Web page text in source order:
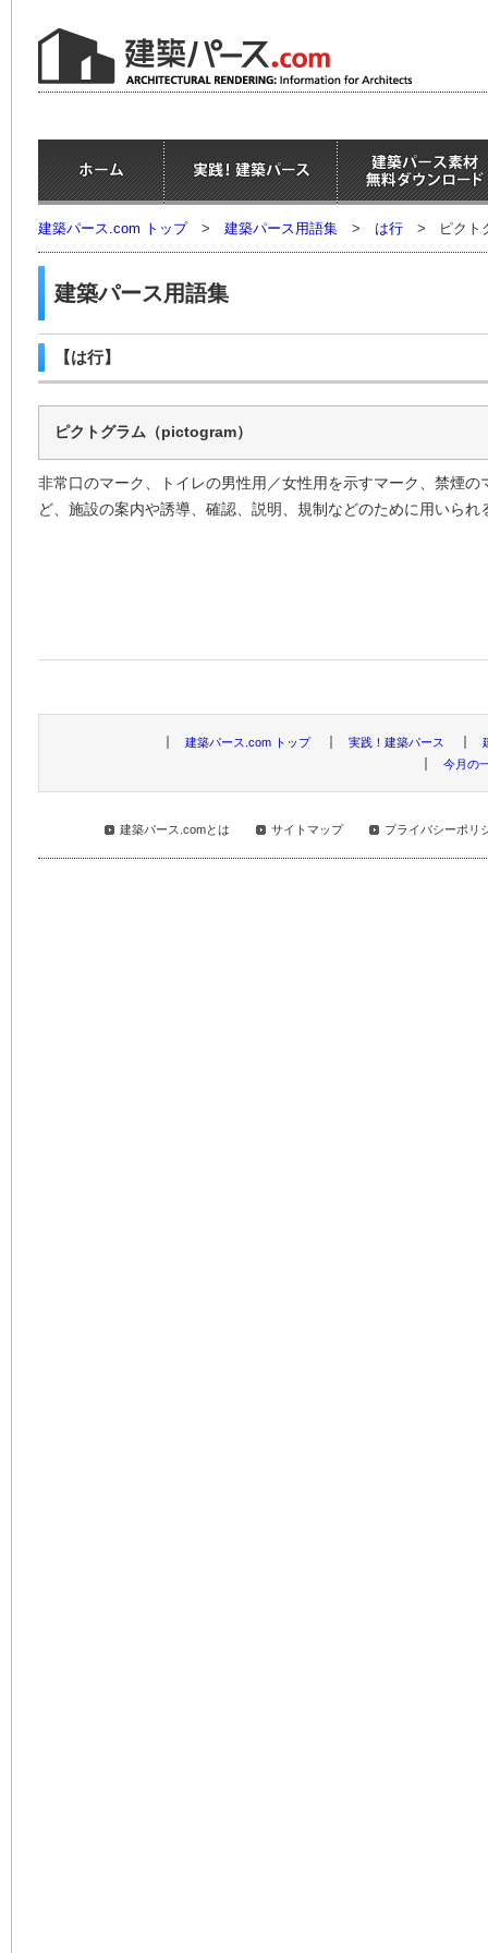
建築パース.com トップ > 建築パース用語集 > は行 > ピクト
建築パース用語集
【は行】
ピクトグラム（pictogram）
非常口のマーク、トイレの男性用／女性用を示すマーク、禁煙の
ど、施設の案内や誘導、確認、説明、規制などのために用いられ
建築パース.com トップ 実践！建築パース
今月の
建築パース.comとは サイトマップ プライバシーポリ